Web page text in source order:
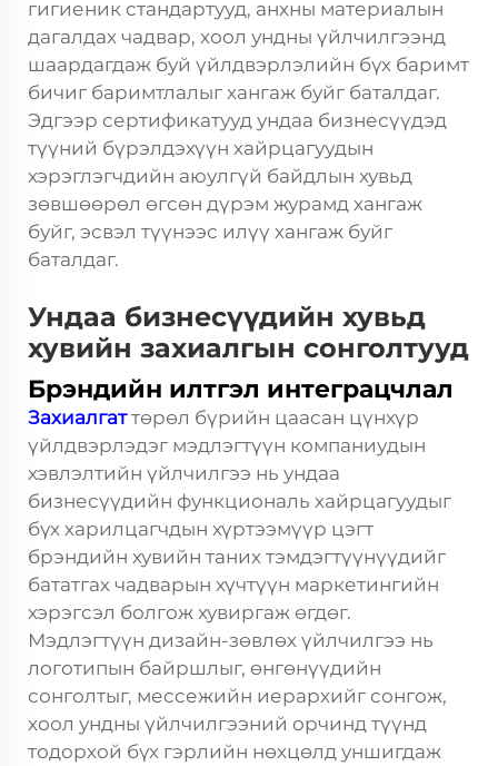
гигиеник стандартууд, анхны материалын
дагалдах чадвар, хоол ундны үйлчилгээнд
шаардагдаж буй үйлдвэрлэлийн бүх баримт
бичиг баримтлалыг хангаж буйг баталдаг.
Эдгээр сертификатууд ундаа бизнесүүдэд
түүний бүрэлдэхүүн хайрцагуудын
хэрэглэгчдийн аюулгүй байдлын хувьд
зөвшөөрөл өгсөн дүрэм журамд хангаж
буйг, эсвэл түүнээс илүү хангаж буйг
баталдаг.
Ундаа бизнесүүдийн хувьд
хувийн захиалгын сонголтууд
Брэндийн илтгэл интеграцчлал
Захиалгаттөрөл бүрийн цаасан цүнхүр
үйлдвэрлэдэг мэдлэгтүүн компаниудын
хэвлэлтийн үйлчилгээ нь ундаа
бизнесүүдийн функциональ хайрцагуудыг
бүх харилцагчдын хүртээмүүр цэгт
брэндийн хувийн таних тэмдэгтүүнүүдийг
бататгах чадварын хүчтүүн маркетингийн
хэрэгсэл болгож хувиргаж өгдөг.
Мэдлэгтүүн дизайн-зөвлөх үйлчилгээ нь
логотипын байршлыг, өнгөнүүдийн
сонголтыг, мессежийн иерархийг сонгож,
хоол ундны үйлчилгээний орчинд түүнд
тодорхой бүх гэрлийн нөхцөлд уншигдаж